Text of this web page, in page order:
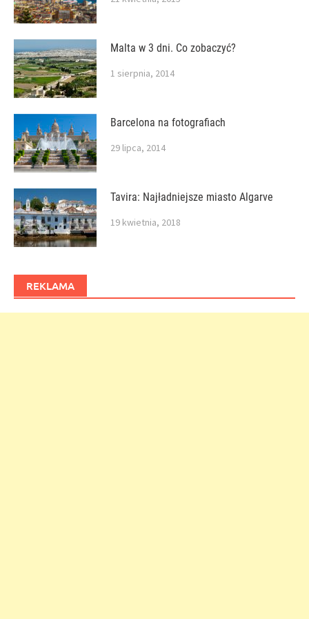
Malta w 3 dni. Co zobaczyć?
1 sierpnia, 2014
Barcelona na fotografiach
29 lipca, 2014
Tavira: Najładniejsze miasto Algarve
19 kwietnia, 2018
REKLAMA